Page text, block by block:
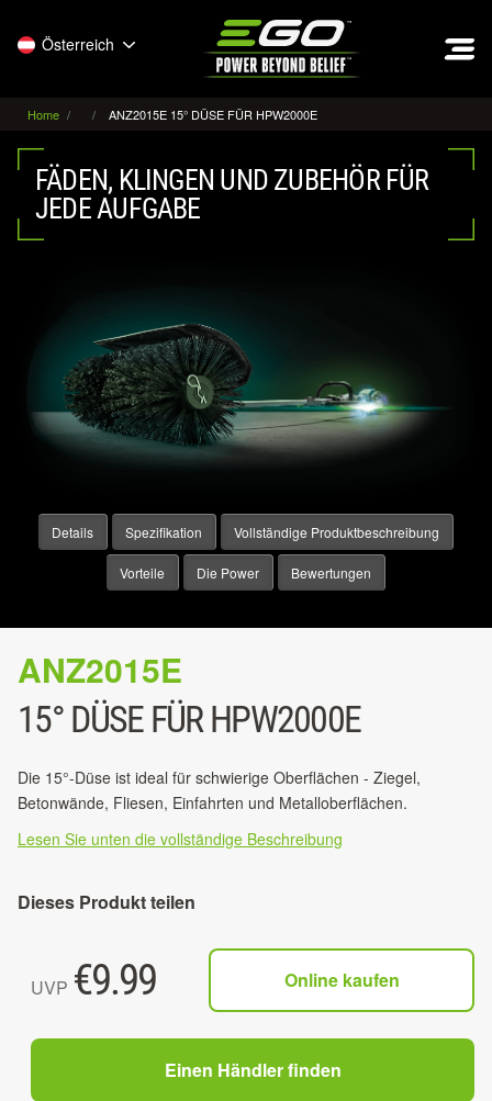
Österreich
Home ANZ2015E 15° DÜSE FÜR HPW2000E
FÄDEN, KLINGEN UND ZUBEHÖR FÜR
JEDE AUFGABE
Details Spezifikation Vollständige Produktbeschreibung
Vorteile Die Power Bewertungen
ANZ2015E
15° DÜSE FÜR HPW2000E
Die 15°-Düse ist ideal für schwierige Oberflächen - Ziegel,
Betonwände, Fliesen, Einfahrten und Metalloberflächen.
Lesen Sie unten die vollständige Beschreibung
Dieses Produkt teilen
UVP €9.99 Online kaufen
Einen Händler finden